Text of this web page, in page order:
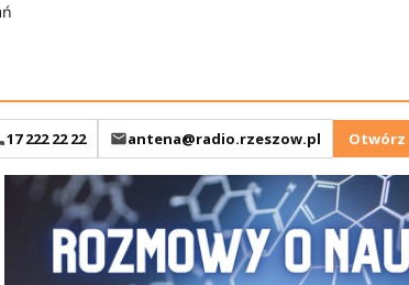
17 222 22 22 antena@radio.rzeszow.pl